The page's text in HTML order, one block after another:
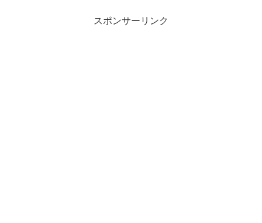
スポンサーリンク